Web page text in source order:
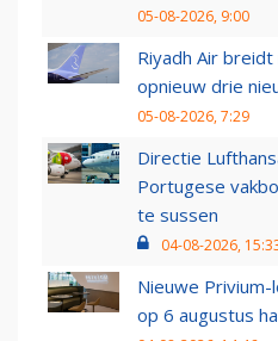
05-08-2026, 9:00
Riyadh Air
opnieuw drie
05-08-2026, 7:29
Directie
Portugese
te sussen
04-08-2026,
Nieuwe
op 6 augustus